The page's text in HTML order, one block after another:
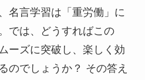
名言学習は「重労働」に
では、どうすればこの
ーズに突破し、楽しく効
のでしょうか？ その答え